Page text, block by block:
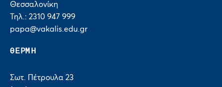
Θεσσαλονίκη
Τηλ.: 2310 947 999
papa@vakalis.edu.gr
ΘΕΡΜΗ
Σωτ. Πέτρουλα 23